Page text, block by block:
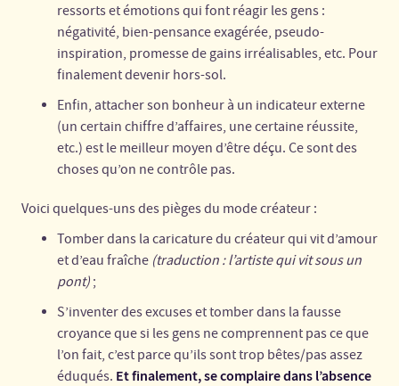
ressorts et émotions qui font réagir les gens :
négativité, bien-pensance exagérée, pseudo-
inspiration, promesse de gains irréalisables, etc. Pour
finalement devenir hors-sol.
Enfin, attacher son bonheur à un indicateur externe
(un certain chiffre d’affaires, une certaine réussite,
etc.) est le meilleur moyen d’être déçu. Ce sont des
choses qu’on ne contrôle pas.
Voici quelques-uns des pièges du mode créateur :
Tomber dans la caricature du créateur qui vit d’amour
et d’eau fraîche (traduction : l’artiste qui vit sous un
pont) ;
S’inventer des excuses et tomber dans la fausse
croyance que si les gens ne comprennent pas ce que
l’on fait, c’est parce qu’ils sont trop bêtes/pas assez
éduqués. Et finalement, se complaire dans l’absence